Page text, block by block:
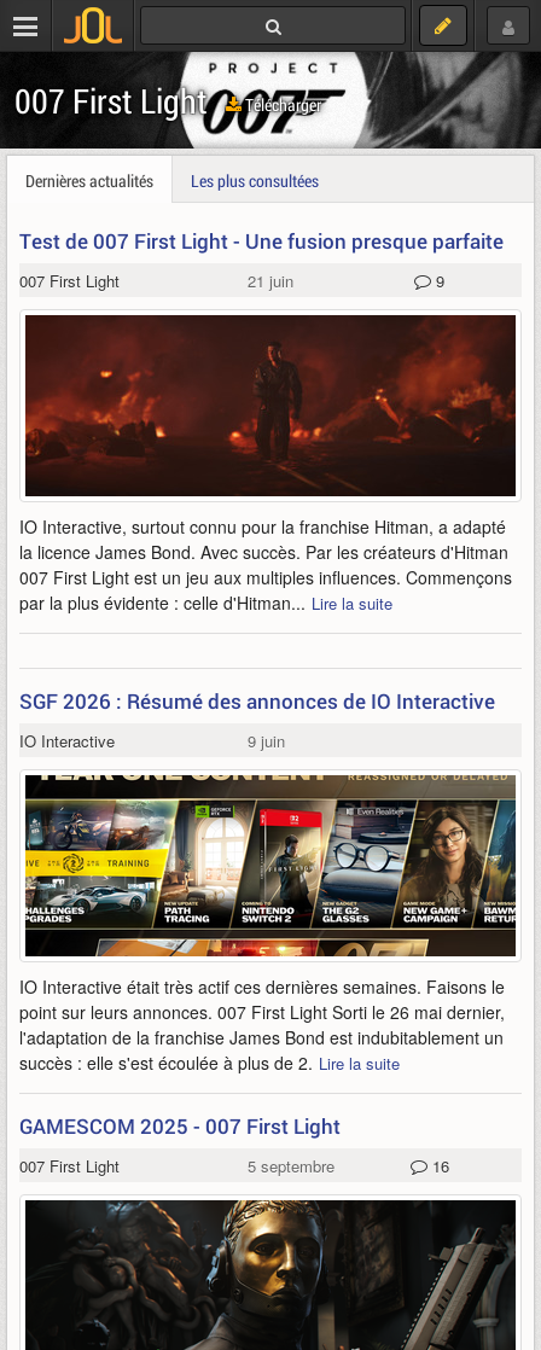
007 First Light Télécharger
Dernières actualités Les plus consultées
Test de 007 First Light - Une fusion presque parfaite
007 First Light 21 juin 9
IO Interactive, surtout connu pour la franchise Hitman, a adapté
la licence James Bond. Avec succès. Par les créateurs d'Hitman
007 First Light est un jeu aux multiples influences. Commençons
par la plus évidente : celle d'Hitman... Lire la suite
SGF 2026 : Résumé des annonces de IO Interactive
IO Interactive 9 juin
IO Interactive était très actif ces dernières semaines. Faisons le
point sur leurs annonces. 007 First Light Sorti le 26 mai dernier,
l'adaptation de la franchise James Bond est indubitablement un
succès : elle s'est écoulée à plus de 2. Lire la suite
GAMESCOM 2025 - 007 First Light
007 First Light 5 septembre 16